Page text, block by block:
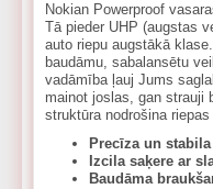
Nokian Powerproof
Tā pieder UHP (augstas
auto riepu augstākā
baudāmu, sabalansētu
vadāmība ļauj Jums
mainot joslas, gan strauji
struktūra nodrošina
Precīza un
Izcila saķere ar
Baudāma